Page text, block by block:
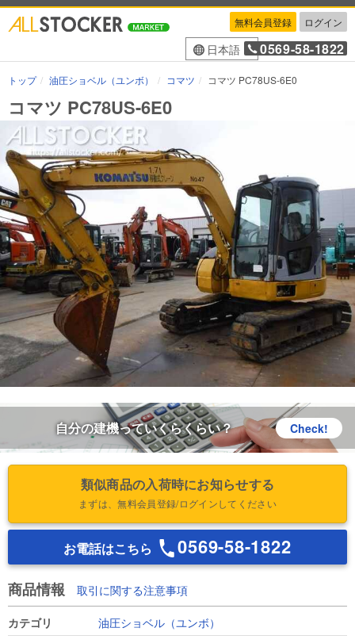
無料会員登録 ログイン
日本語 0569-58-1822
トップ 油圧ショベル（ユンボ） コマツ コマツ PC78US-6E0
コマツ PC78US-6E0
自分の建機っていくらくらい？ Check!
類似商品の入荷時にお知らせする
まずは、無料会員登録/ログインしてください
お電話はこちら 0569-58-1822
商品情報 取引に関する注意事項
カテゴリ
油圧ショベル（ユンボ）